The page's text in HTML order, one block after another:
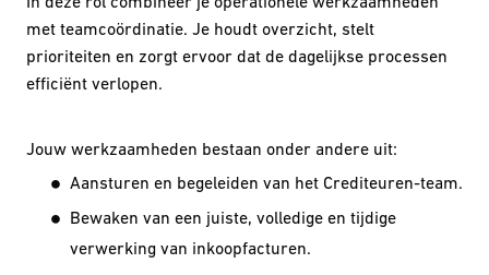
met teamcoördinatie. Je houdt overzicht, stelt
prioriteiten en zorgt ervoor dat de dagelijkse processen
efficiënt verlopen.
Jouw werkzaamheden bestaan onder andere uit:
Aansturen en begeleiden van het Crediteuren-team.
Bewaken van een juiste, volledige en tijdige
verwerking van inkoopfacturen.